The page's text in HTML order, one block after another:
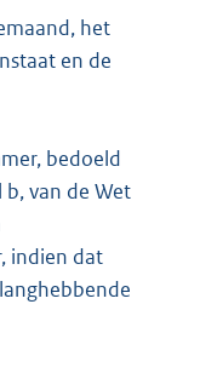
het
en de
bedoeld
van de Wet
indien dat